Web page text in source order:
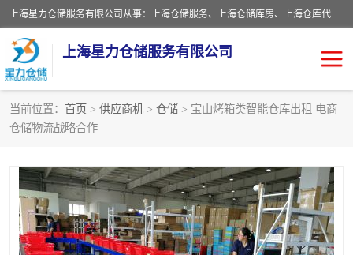
上海星力仓储服务有限公司从事：上海仓储服务、上海仓储库房、上海仓库代运营、上海仓库对外出租、上海仓库外包、上海三方仓储、上海电商仓储代发、上海电商代发货仓库、上海托管仓库、上海仓储配送。上海星力仓储服务有限公司现在拥有100个分仓、10万余平方的标准库房，精炼员工几百名，与几千家客户合作，公司已跻身上海仓储行业前列。欢迎来电咨询！
上海星力仓储服务有限公司
当前位置： 首页 > 供应商机 > 仓储 > 宝山烤箱类智能仓库出租 电商
仓储物流战略合作
上海仓库对外出租
上海仓储配送 上海仓库外包
上海仓库代运营 上海托管仓库